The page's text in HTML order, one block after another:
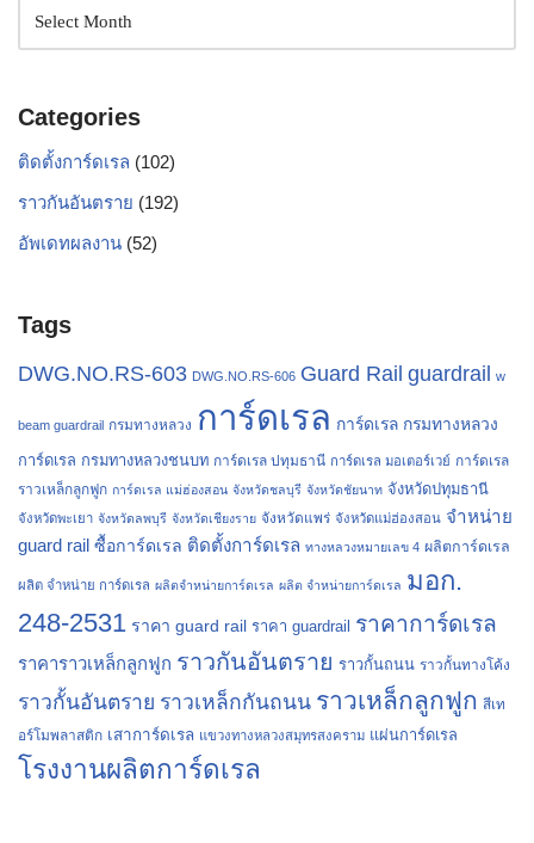
Categories
ติดตั้งการ์ดเรล (102)
ราวกันอันตราย (192)
อัพเดทผลงาน (52)
Tags
DWG.NO.RS-603 DWG.NO.RS-606 Guard Rail guardrail w
beam guardrail กรมทางหลวง การ์ดเรล การ์ดเรล กรมทางหลวง
การ์ดเรล กรมทางหลวงชนบท การ์ดเรล ปทุมธานี การ์ดเรล มอเตอร์เวย์ การ์ดเรล
ราวเหล็กลูกฟูก การ์ดเรล แม่ฮ่องสอน จังหวัดชลบุรี จังหวัดชัยนาท จังหวัดปทุมธานี
จังหวัดพะเยา จังหวัดลพบุรี จังหวัดเชียงราย จังหวัดแพร่ จังหวัดแม่ฮ่องสอน จำหน่าย
guard rail ซื้อการ์ดเรล ติดตั้งการ์ดเรล ทางหลวงหมายเลข 4 ผลิตการ์ดเรล
ผลิต จำหน่าย การ์ดเรล ผลิตจำหน่ายการ์ดเรล ผลิต จำหน่ายการ์ดเรล มอก.
248-2531 ราคา guard rail ราคา guardrail ราคาการ์ดเรล
ราคาราวเหล็กลูกฟูก ราวกันอันตราย ราวกั้นถนน ราวกั้นทางโค้ง
ราวกั้นอันตราย ราวเหล็กกันถนน ราวเหล็กลูกฟูก สีเท
อร์โมพลาสติก เสาการ์ดเรล แขวงทางหลวงสมุทรสงคราม แผ่นการ์ดเรล
โรงงานผลิตการ์ดเรล